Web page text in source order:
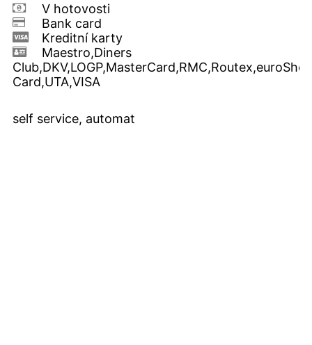
V hotovosti
Bank card
Kreditní karty
Maestro,Diners
Club,DKV,LOGP,MasterCard,RMC,Routex,euroShell
Card,UTA,VISA
self service, automat